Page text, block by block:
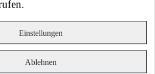
und Rückversand.
Einstellungen
Ablehnen